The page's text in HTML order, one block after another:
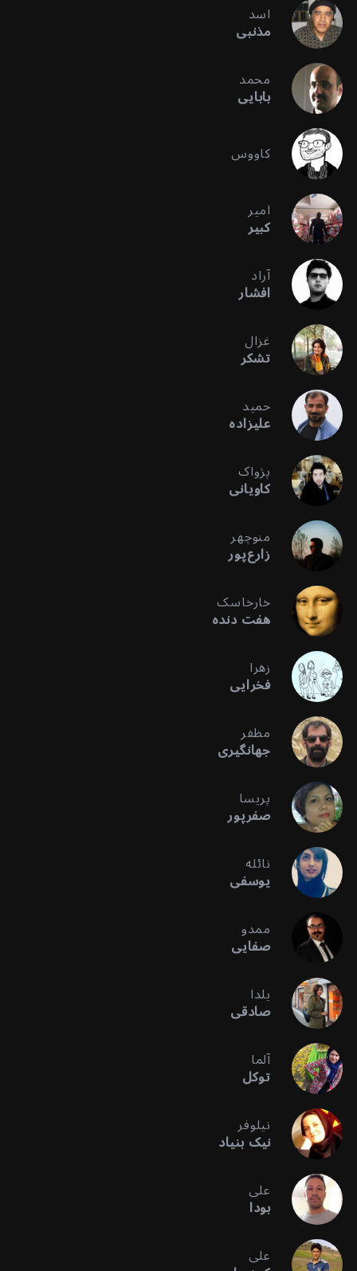
اسد
مذنبی
محمد
بابایی
کاووس
امیر
کبیر
آراد
افشار
غزال
تشکر
حمید
علیزاده
پژواک
کاویانی
منوچهر
زارع‌پور
خارخاسک
هفت دنده
زهرا
فخرایی
مظفر
جهانگیری
پریسا
صفرپور
نائله
یوسفی
ممدو
صفایی
یلدا
صادقی
آلما
توکل
نیلوفر
نیک بنیاد
علی
بودا
علی